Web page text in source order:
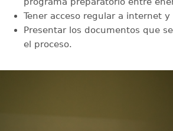
Tener acceso regular a internet
Presentar los documentos que
el proceso.